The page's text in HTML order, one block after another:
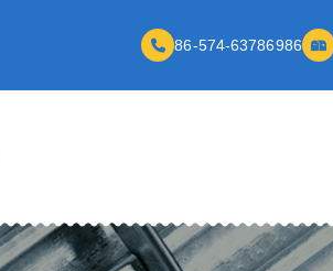
86-574-63786986